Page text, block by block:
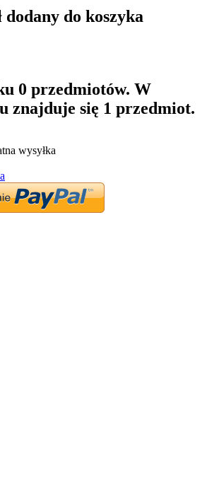
dodany do koszyka
0 przedmiotów. W
znajduje się 1 przedmiot.
wysyłka